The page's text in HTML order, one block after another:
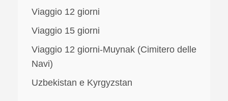
Viaggio 12 giorni
Viaggio 15 giorni
Viaggio 12 giorni-Muynak (Cimitero delle
Navi)
Uzbekistan e Kyrgyzstan